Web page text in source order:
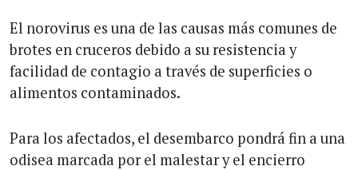
El norovirus es una de las causas más comunes de
brotes en cruceros debido a su resistencia y
facilidad de contagio a través de superficies o
alimentos contaminados.
Para los afectados, el desembarco pondrá fin a una
odisea marcada por el malestar y el encierro